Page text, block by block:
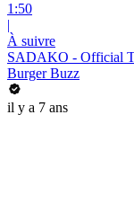
1:50
|
À suivre
SADAKO - Official
Burger Buzz
il y a 7 ans